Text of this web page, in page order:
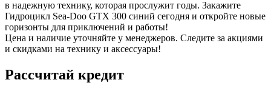
в надежную технику, которая прослужит годы. Закажите
Гидроцикл Sea-Doo GTX 300 синий сегодня и откройте новые
горизонты для приключений и работы!
Цена и наличие уточняйте у менеджеров. Следите за акциями
и скидками на технику и аксессуары!
Рассчитай кредит